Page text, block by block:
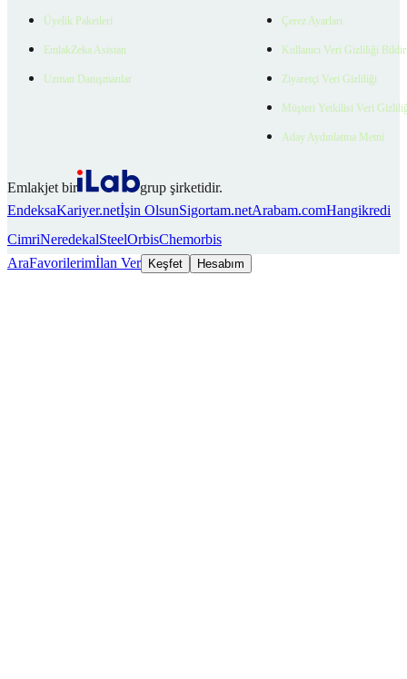
Üyelik Paketleri
EmlakZeka Asistan
Uzman Danışmanlar
Çerez Ayarları
Kullanıcı Veri Gizliliği
Ziyaretçi Veri Gizliliği
Müşteri Yetkilisi Veri
Aday Aydınlatma Metni
Emlakjet bir
grup şirketidir.
EndeksaKariyer.netİşin OlsunSigortam.netArabam.comHangikredi
CimriNeredekalSteelOrbisChemorbis
AraFavorilerimİlan Ver Keşfet Hesabım